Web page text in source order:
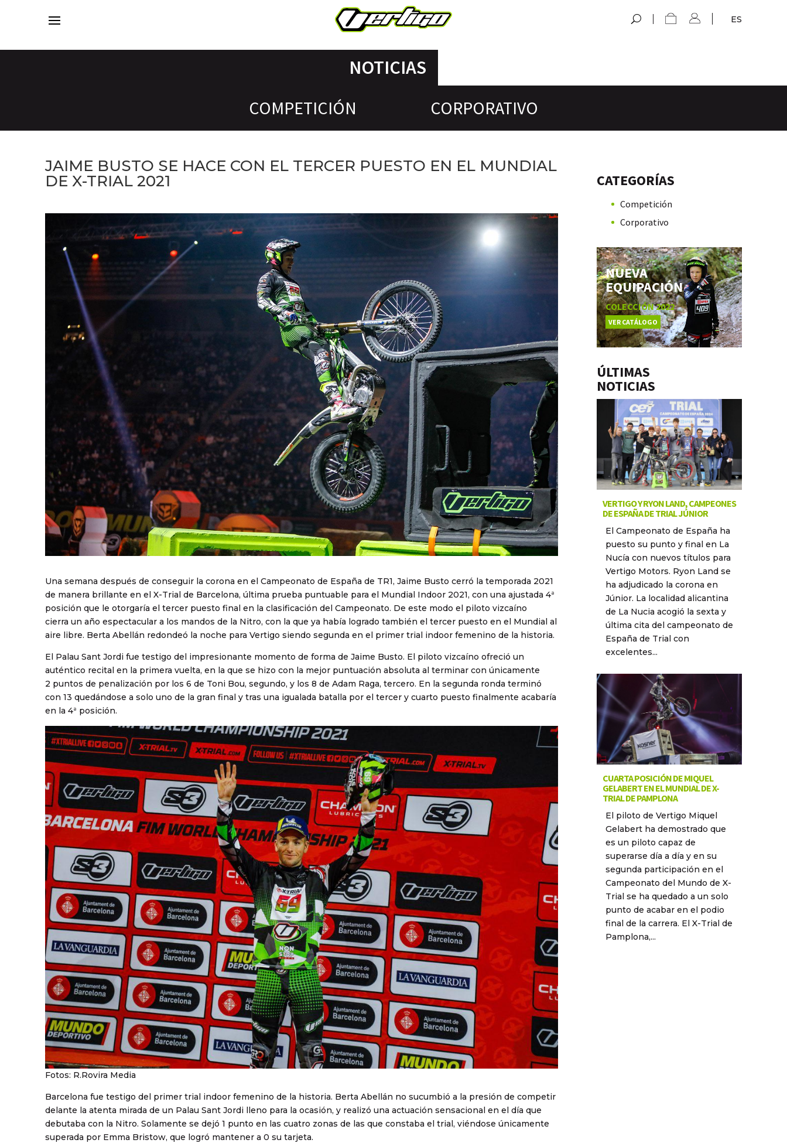
ES
NOTICIAS
COMPETICIÓN CORPORATIVO
JAIME BUSTO SE HACE CON EL TERCER PUESTO EN EL MUNDIAL
DE X-TRIAL 2021
Una semana después de conseguir la corona en el Campeonato de España de TR1, Jaime Busto cerró la temporada 2021
de manera brillante en el X-Trial de Barcelona, última prueba puntuable para el Mundial Indoor 2021, con una ajustada 4ª
posición que le otorgaría el tercer puesto final en la clasificación del Campeonato. De este modo el piloto vizcaíno
cierra un año espectacular a los mandos de la Nitro, con la que ya había logrado también el tercer puesto en el Mundial al
aire libre. Berta Abellán redondeó la noche para Vertigo siendo segunda en el primer trial indoor femenino de la historia.
El Palau Sant Jordi fue testigo del impresionante momento de forma de Jaime Busto. El piloto vizcaíno ofreció un
auténtico recital en la primera vuelta, en la que se hizo con la mejor puntuación absoluta al terminar con únicamente
2 puntos de penalización por los 6 de Toni Bou, segundo, y los 8 de Adam Raga, tercero. En la segunda ronda terminó
con 13 quedándose a solo uno de la gran final y tras una igualada batalla por el tercer y cuarto puesto finalmente acabaría
en la 4ª posición.
Fotos: R.Rovira Media
Barcelona fue testigo del primer trial indoor femenino de la historia. Berta Abellán no sucumbió a la presión de competir
delante la atenta mirada de un Palau Sant Jordi lleno para la ocasión, y realizó una actuación sensacional en el día que
debutaba con la Nitro. Solamente se dejó 1 punto en las cuatro zonas de las que constaba el trial, viéndose únicamente
superada por Emma Bristow, que logró mantener a 0 su tarjeta.
CATEGORÍAS
Competición
Corporativo
NUEVA
EQUIPACIÓN
COLECCIÓN 2022
VER CATÁLOGO
ÚLTIMAS
NOTICIAS
VERTIGO Y RYON LAND, CAMPEONES
DE ESPAÑA DE TRIAL JÚNIOR
El Campeonato de España ha
puesto su punto y final en La
Nucía con nuevos títulos para
Vertigo Motors. Ryon Land se
ha adjudicado la corona en
Júnior. La localidad alicantina
de La Nucia acogió la sexta y
última cita del campeonato de
España de Trial con
excelentes...
CUARTA POSICIÓN DE MIQUEL
GELABERT EN EL MUNDIAL DE X-
TRIAL DE PAMPLONA
El piloto de Vertigo Miquel
Gelabert ha demostrado que
es un piloto capaz de
superarse día a día y en su
segunda participación en el
Campeonato del Mundo de X-
Trial se ha quedado a un solo
punto de acabar en el podio
final de la carrera. El X-Trial de
Pamplona,...